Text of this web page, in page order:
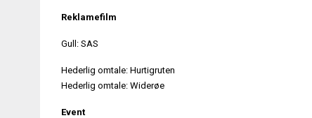
Reklamefilm
Gull: SAS
Hederlig omtale: Hurtigruten
Hederlig omtale: Widerøe
Event